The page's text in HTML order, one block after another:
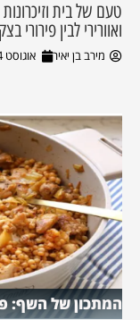
טעם של בית
ואוורירי לבין
מירב בן יאיר אוגוסט 4, 2026
המתכון של השף: